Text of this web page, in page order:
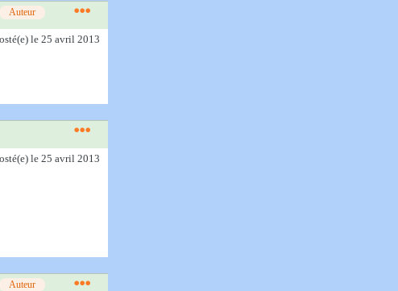
Auteur
le 25 avril 2013
le 25 avril 2013
Auteur